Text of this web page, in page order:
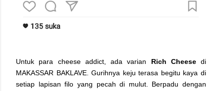
Untuk para cheese addict, ada varian Rich Cheesedi
MAKASSAR BAKLAVE. Gurihnya keju terasa begitu kaya di
setiap lapisan filo yang pecah di mulut. Berpadu dengan